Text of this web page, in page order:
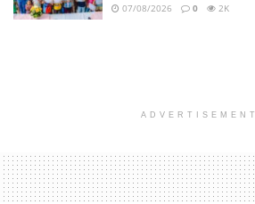
07/08/2026 0 2K
ADVERTISEMENT